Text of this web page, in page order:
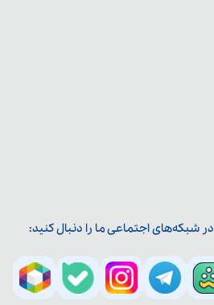
در شبکه‌های اجتماعی ما را دنبال کنید: